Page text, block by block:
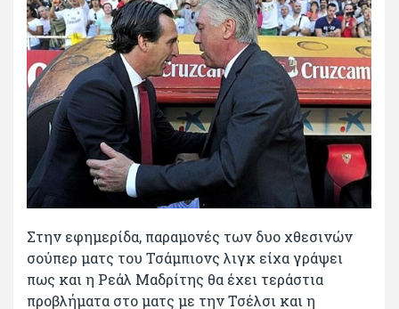
Στην εφημερίδα, παραμονές των δυο χθεσινών
σούπερ ματς του Τσάμπιονς λιγκ είχα γράψει
πως και η Ρεάλ Μαδρίτης θα έχει τεράστια
προβλήματα στο ματς με την Τσέλσι και η